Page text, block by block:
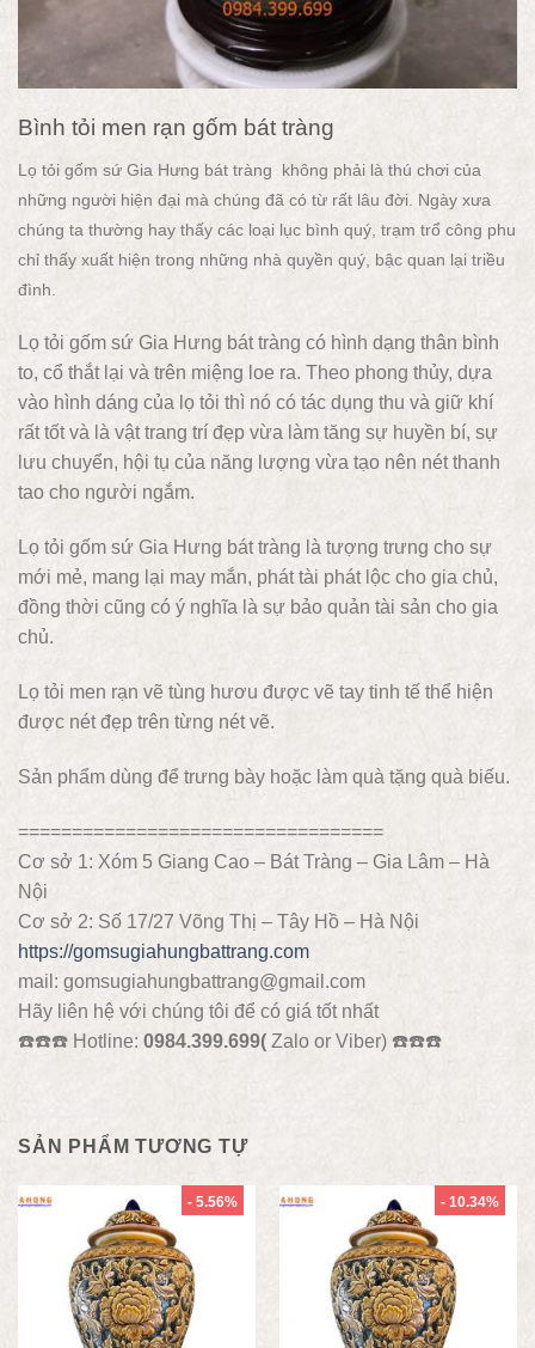
Bình tỏi men rạn gốm bát tràng
Lọ tỏi gốm sứ Gia Hưng bát tràng không phải là thú chơi của
những người hiện đại mà chúng đã có từ rất lâu đời. Ngày xưa
chúng ta thường hay thấy các loại lục bình quý, trạm trổ công phu
chỉ thấy xuất hiện trong những nhà quyền quý, bậc quan lại triều
đình.
Lọ tỏi gốm sứ Gia Hưng bát tràng có hình dạng thân bình
to, cổ thắt lại và trên miệng loe ra. Theo phong thủy, dựa
vào hình dáng của lọ tỏi thì nó có tác dụng thu và giữ khí
rất tốt và là vật trang trí đẹp vừa làm tăng sự huyền bí, sự
lưu chuyển, hội tụ của năng lượng vừa tạo nên nét thanh
tao cho người ngắm.
Lọ tỏi gốm sứ Gia Hưng bát tràng là tượng trưng cho sự
mới mẻ, mang lại may mắn, phát tài phát lộc cho gia chủ,
đồng thời cũng có ý nghĩa là sự bảo quản tài sản cho gia
chủ.
Lọ tỏi men rạn vẽ tùng hươu được vẽ tay tinh tế thể hiện
được nét đẹp trên từng nét vẽ.
Sản phẩm dùng để trưng bày hoặc làm quà tặng quà biếu.
==================================
Cơ sở 1: Xóm 5 Giang Cao – Bát Tràng – Gia Lâm – Hà
Nội
Cơ sở 2: Số 17/27 Võng Thị – Tây Hồ – Hà Nội
https://gomsugiahungbattrang.com
mail: gomsugiahungbattrang@gmail.com
Hãy liên hệ với chúng tôi để có giá tốt nhất
☎️☎️☎️ Hotline: 0984.399.699( Zalo or Viber) ☎️☎️☎️
SẢN PHẨM TƯƠNG TỰ
- 5.56% - 10.34%